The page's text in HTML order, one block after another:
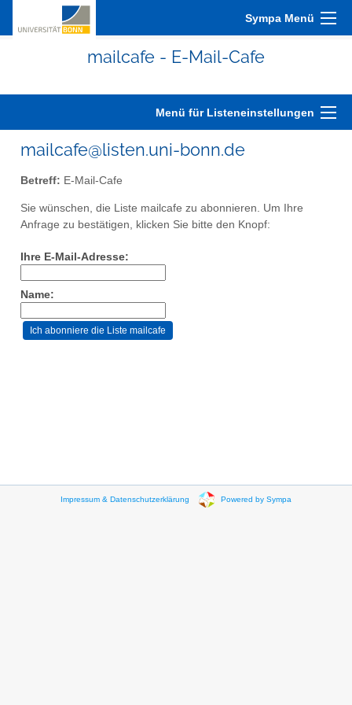
Sympa Menü
mailcafe - E-Mail-Cafe
Menü für Listeneinstellungen
mailcafe@listen.uni-bonn.de
Betreff: E-Mail-Cafe
Sie wünschen, die Liste mailcafe zu abonnieren. Um Ihre
Anfrage zu bestätigen, klicken Sie bitte den Knopf:
Ihre E-Mail-Adresse:
Name:
Impressum & Datenschutzerklärung Powered by Sympa